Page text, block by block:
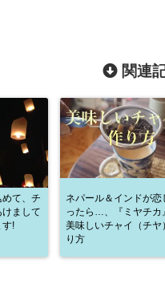
関連
て、チ
まして
す!
ネパール＆インドが恋
ったら…、『ミヤチカ
美味しいチャイ（チヤ
り方